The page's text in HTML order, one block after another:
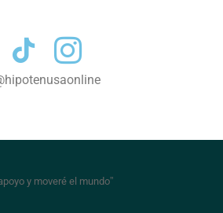
y moveré el mundo”